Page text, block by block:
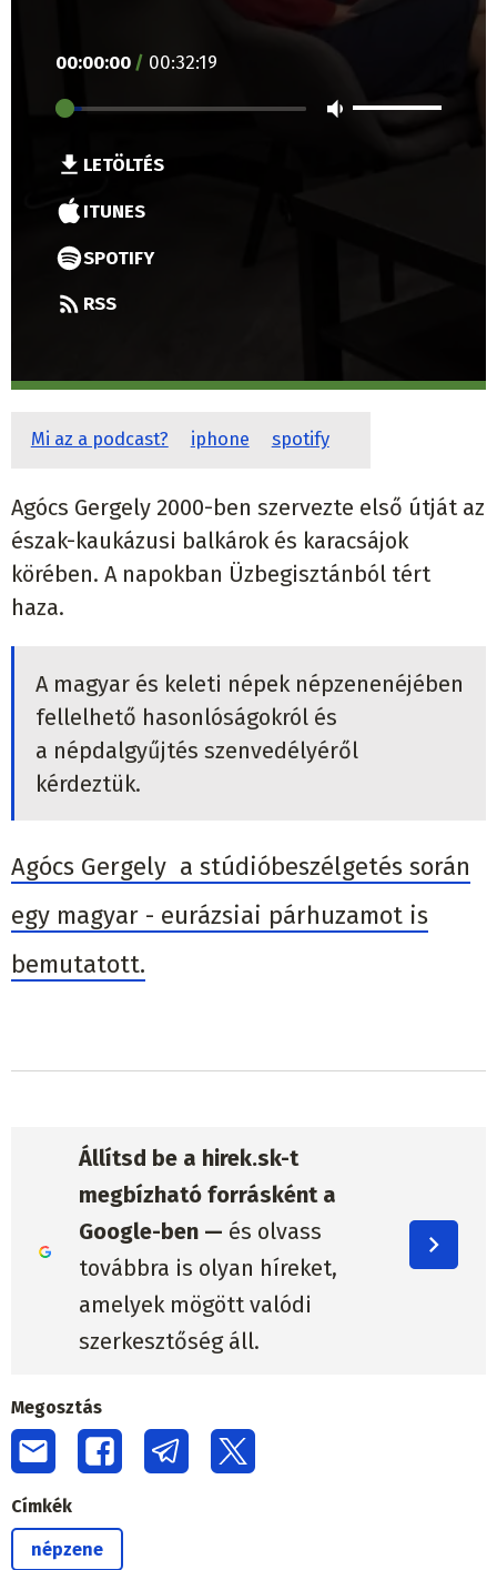
00:00:00 / 00:32:19
LETÖLTÉS
ITUNES
SPOTIFY
RSS
Mi az a podcast? iphone spotify
Agócs Gergely 2000-ben szervezte első útját az
észak-kaukázusi balkárok és karacsájok
körében. A napokban Üzbegisztánból tért
haza.
A magyar és keleti népek népzenenéjében
fellelhető hasonlóságokról és
a népdalgyűjtés szenvedélyéről
kérdeztük.
Agócs Gergely a stúdióbeszélgetés során
egy magyar - eurázsiai párhuzamot is
bemutatott.
Állítsd be a hirek.sk-t
megbízható forrásként a
Google-ben — és olvass
továbbra is olyan híreket,
amelyek mögött valódi
szerkesztőség áll.
Megosztás
Címkék
népzene